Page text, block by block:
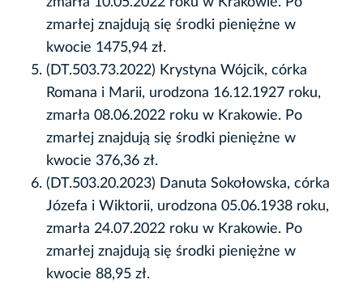
zmarłej znajdują się środki pieniężne w
kwocie 1475,94 zł.
(DT.503.73.2022) Krystyna Wójcik, córka
Romana i Marii, urodzona 16.12.1927 roku,
zmarła 08.06.2022 roku w Krakowie. Po
zmarłej znajdują się środki pieniężne w
kwocie 376,36 zł.
(DT.503.20.2023) Danuta Sokołowska, córka
Józefa i Wiktorii, urodzona 05.06.1938 roku,
zmarła 24.07.2022 roku w Krakowie. Po
zmarłej znajdują się środki pieniężne w
kwocie 88,95 zł.